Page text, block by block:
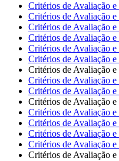
Critérios de Avaliação
Critérios de Avaliação
Critérios de Avaliação
Critérios de Avaliação
Critérios de Avaliação
Critérios de Avaliação
Critérios de Avaliação
Critérios de Avaliação
Critérios de Avaliação
Critérios de Avaliação
Critérios de Avaliação
Critérios de Avaliação
Critérios de Avaliação
Critérios de Avaliação
Critérios de Avaliação